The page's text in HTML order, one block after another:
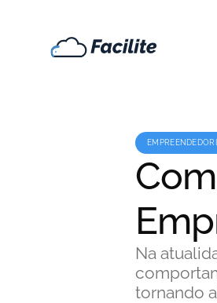
Na
tornando